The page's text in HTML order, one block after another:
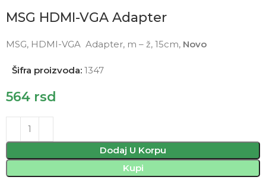
MSG HDMI-VGA Adapter
MSG, HDMI-VGA Adapter, m – ž, 15cm, Novo
Šifra proizvoda:1347
564 rsd
Dodaj U Korpu
Kupi